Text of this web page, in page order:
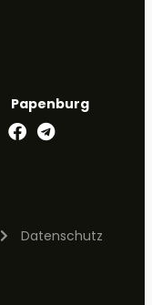
Papenburg
Datenschutz